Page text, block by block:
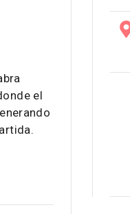
el